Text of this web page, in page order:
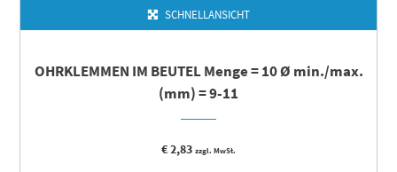
SCHNELLANSICHT
OHRKLEMMEN IM BEUTEL Menge = 10 Ø min./max.
(mm) = 9-11
€2,83 zzgl. MwSt.